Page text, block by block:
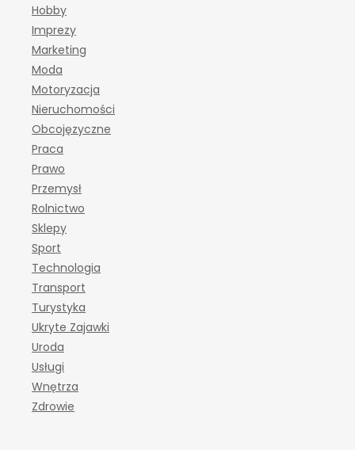
Hobby
Imprezy
Marketing
Moda
Motoryzacja
Nieruchomości
Obcojęzyczne
Praca
Prawo
Przemysł
Rolnictwo
Sklepy
Sport
Technologia
Transport
Turystyka
Ukryte Zajawki
Uroda
Usługi
Wnętrza
Zdrowie